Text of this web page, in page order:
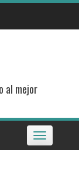
al mejor
Toggle
navigation